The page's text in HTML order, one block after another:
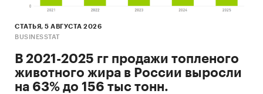
СТАТЬЯ, 5 АВГУСТА 2026
BUSINESSTAT
В 2021-2025 гг продажи топленого
животного жира в России выросли
на 63% до 156 тыс тонн.